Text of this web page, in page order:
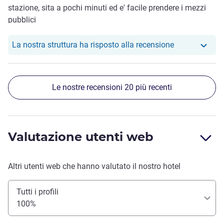
stazione, sita a pochi minuti ed e' facile prendere i mezzi
pubblici
La nostra struttura ha risposto alla recensioneIl nostro hotel
Le nostre recensioni 20 più recenti
Valutazione utenti web
Altri utenti web che hanno valutato il nostro hotel
Tutti i profili
100%